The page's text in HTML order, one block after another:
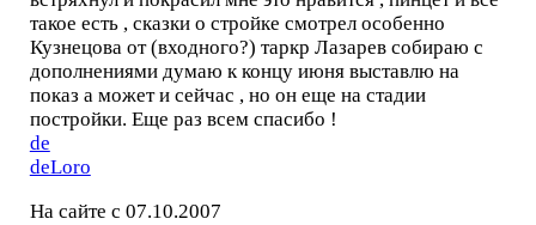
такое есть , сказки о стройке смотрел особенно
Кузнецова от (входного?) таркр Лазарев собираю с
дополнениями думаю к концу июня выставлю на
показ а может и сейчас , но он еще на стадии
постройки. Еще раз всем спасибо !
de
deLoro
На сайте с 07.10.2007